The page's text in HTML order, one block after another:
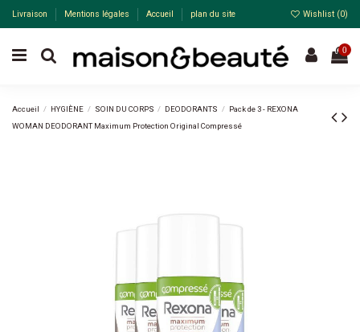
Livraison Mentions légales Accueil plan du site Wishlist (0)
0
Accueil HYGIÈNE SOIN DU CORPS DEODORANTS
Pack de 3 - REXONA
WOMAN DEODORANT Maximum Protection Original Compressé